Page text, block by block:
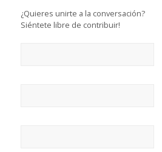
¿Quieres unirte a la conversación?
Siéntete libre de contribuir!